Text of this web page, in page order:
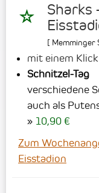
Sharks
[ Memminger
mit einem
Schnitzel-Tag
verschiedene
auch als
10,90 €
Zum
Eisstadion